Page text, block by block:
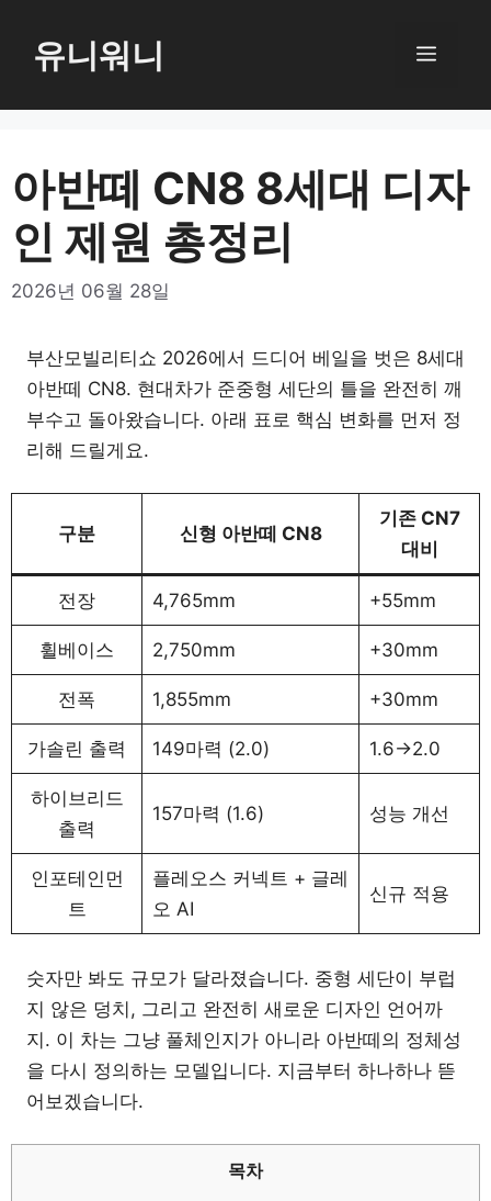
로
뛰
기
유니워니 메
아반떼 CN8 8세대 디자
인 제원 총정리
2026년 06월 28일
부산모빌리티쇼 2026에서 드디어 베일을 벗은 8세대
아반떼 CN8. 현대차가 준중형 세단의 틀을 완전히 깨
부수고 돌아왔습니다. 아래 표로 핵심 변화를 먼저 정
리해 드릴게요.
구분 신형 아반떼 CN8
기존 CN7
대비
전장 4,765mm +55mm
휠베이스 2,750mm +30mm
전폭 1,855mm +30mm
가솔린 출력 149마력 (2.0) 1.6→2.0
하이브리드
출력
157마력 (1.6) 성능 개선
인포테인먼
트
플레오스 커넥트 + 글레
오 AI
신규 적용
숫자만 봐도 규모가 달라졌습니다. 중형 세단이 부럽
지 않은 덩치, 그리고 완전히 새로운 디자인 언어까
지. 이 차는 그냥 풀체인지가 아니라 아반떼의 정체성
을 다시 정의하는 모델입니다. 지금부터 하나하나 뜯
어보겠습니다.
목차